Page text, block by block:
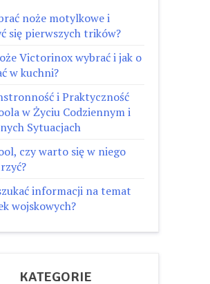
noże motylkowe i
się pierwszych trików?
Victorinox wybrać i jak o
w kuchni?
i Praktyczność
w Życiu Codziennym i
Sytuacjach
czy warto się w niego
informacji na temat
wojskowych?
KATEGORIE